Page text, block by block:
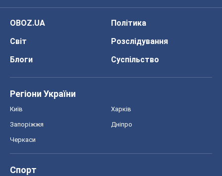
OBOZ.UA
Політика
Світ
Розслідування
Блоги
Суспільство
Регіони України
Київ Харків
Запоріжжя Дніпро
Черкаси
Спорт